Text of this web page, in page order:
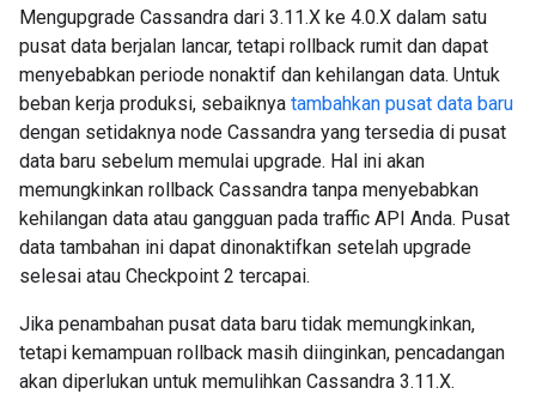
Mengupgrade Cassandra dari 3.11.X ke 4.0.X dalam satu
pusat data berjalan lancar, tetapi rollback rumit dan dapat
menyebabkan periode nonaktif dan kehilangan data. Untuk
beban kerja produksi, sebaiknya tambahkan pusat data baru
dengan setidaknya node Cassandra yang tersedia di pusat
data baru sebelum memulai upgrade. Hal ini akan
memungkinkan rollback Cassandra tanpa menyebabkan
kehilangan data atau gangguan pada traffic API Anda. Pusat
data tambahan ini dapat dinonaktifkan setelah upgrade
selesai atau Checkpoint 2 tercapai.
Jika penambahan pusat data baru tidak memungkinkan,
tetapi kemampuan rollback masih diinginkan, pencadangan
akan diperlukan untuk memulihkan Cassandra 3.11.X.